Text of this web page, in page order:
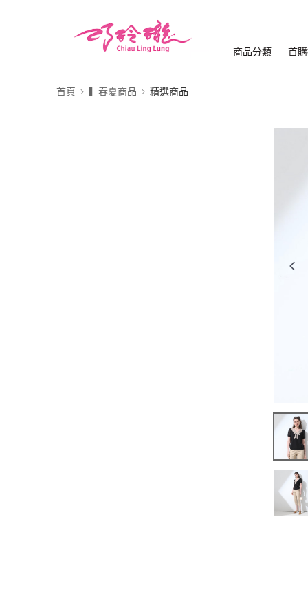
商品分類 首
首頁 ▍春夏商品 精選商品